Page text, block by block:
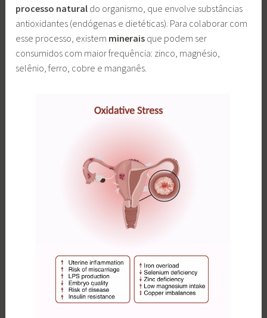
processo natural do organismo, que envolve substâncias
antioxidantes (endógenas e dietéticas). Para colaborar com
esse processo, existem minerais que podem ser
consumidos com maior frequência: zinco, magnésio,
selênio, ferro, cobre e manganês.